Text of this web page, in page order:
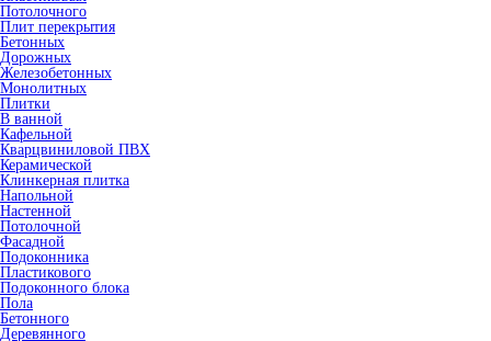
Потолочного
Плит перекрытия
Бетонных
Дорожных
Железобетонных
Монолитных
Плитки
В ванной
Кафельной
Кварцвиниловой ПВХ
Керамической
Клинкерная плитка
Напольной
Настенной
Потолочной
Фасадной
Подоконника
Пластикового
Подоконного блока
Пола
Бетонного
Деревянного